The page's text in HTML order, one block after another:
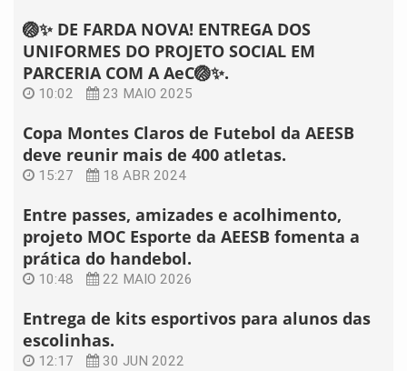
🏐✨ DE FARDA NOVA! ENTREGA DOS
UNIFORMES DO PROJETO SOCIAL EM
PARCERIA COM A AeC🏐✨.
10:02 23 MAIO 2025
Copa Montes Claros de Futebol da AEESB
deve reunir mais de 400 atletas.
15:27 18 ABR 2024
Entre passes, amizades e acolhimento,
projeto MOC Esporte da AEESB fomenta a
prática do handebol.
10:48 22 MAIO 2026
Entrega de kits esportivos para alunos das
escolinhas.
12:17 30 JUN 2022